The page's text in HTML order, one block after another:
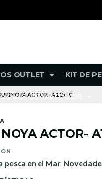
OUTLET KIT DE
OUTDOOR
ACTOR- A115- C
ACTOR-
pesca en el Mar,